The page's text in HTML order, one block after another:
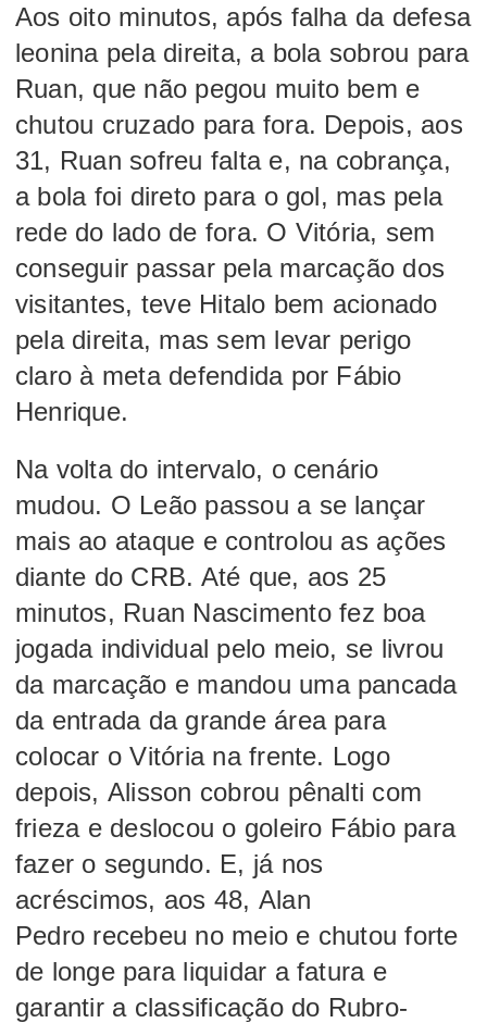
Aos oito minutos, após falha da defesa
leonina pela direita, a bola sobrou para
Ruan, que não pegou muito bem e
chutou cruzado para fora. Depois, aos
31, Ruan sofreu falta e, na cobrança,
a bola foi direto para o gol, mas pela
rede do lado de fora. O Vitória, sem
conseguir passar pela marcação dos
visitantes, teve Hitalo bem acionado
pela direita, mas sem levar perigo
claro à meta defendida por Fábio
Henrique.
Na volta do intervalo, o cenário
mudou. O Leão passou a se lançar
mais ao ataque e controlou as ações
diante do CRB. Até que, aos 25
minutos, Ruan Nascimentofez boa
jogada individual pelo meio, se livrou
da marcação e mandou uma pancada
da entrada da grande área para
colocar o Vitória na frente. Logo
depois, Alisson cobrou pênalti com
frieza e deslocou o goleiro Fábio para
fazer o segundo. E, já nos
acréscimos, aos 48, Alan
Pedro recebeu no meio e chutou forte
de longe para liquidar a fatura e
garantir a classificação do Rubro-